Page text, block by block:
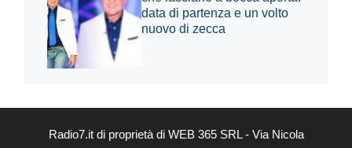
data di partenza e un volto
nuovo di zecca
Radio7.it di proprietà di WEB 365 SRL - Via Nicola